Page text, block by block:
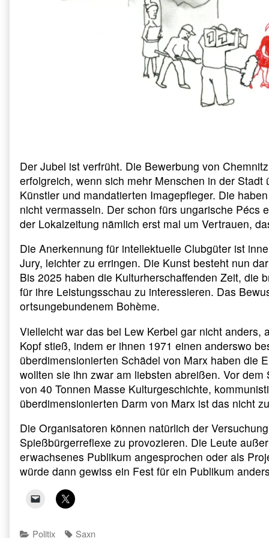
Der Jubel ist verfrüht. Die Bewerbung von
erfolgreich, wenn sich mehr Menschen in der
Künstler und mandatierten Imagepfleger. Die
nicht vermasseln. Der schon fürs ungarische Pécs
der Lokalzeitung nämlich erst mal um Vertrauen,
Die Anerkennung für intellektuelle Clubgüter ist
Jury, leichter zu erringen. Die Kunst besteht nun
Bis 2025 haben die Kulturherschaffenden Zeit, die
für ihre Leistungsschau zu interessieren. Das
ortsungebundenem Bohème.
Vielleicht war das bei Lew Kerbel gar nicht
Kopf stieß, indem er ihnen 1971 einen anderswo
überdimensionierten Schädel von Marx haben die
wollten sie ihn zwar am liebsten abreißen. Vor
von 40 Tonnen Masse Kulturgeschichte,
überdimensionierten Darm von Marx ist das nicht
Die Organisatoren können natürlich der
Spießbürgerreflexe zu provozieren. Die Leute
erwachsenes Publikum angesprochen oder als
würde dann gewiss ein Fest für ein Publikum
Categories
Politix Tags
Saxn